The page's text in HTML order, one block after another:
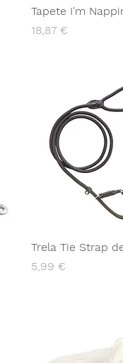
Tapete I'm
Preço
18,87 €
Trela Tie Strap
Preço
5,99 €